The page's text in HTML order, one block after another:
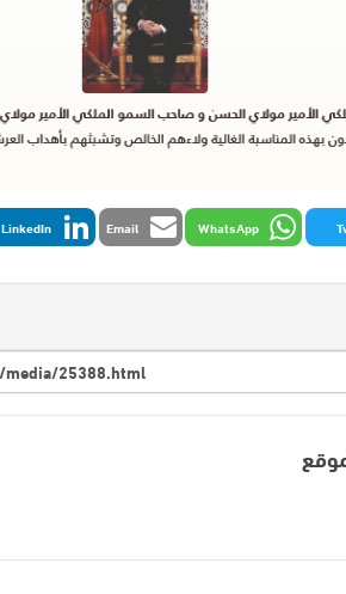
WhatsApp
Email
LinkedIn